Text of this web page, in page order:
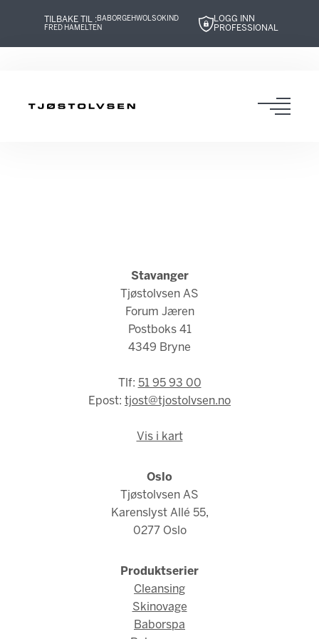
innhold
navigasjon
innhold
navigasjon
TILBAKE TIL :BABORGEHWOLSOKIND
FRED HAMELTEN
LOGG INN
PROFESSIONAL
Stavanger
Tjøstolvsen AS
Forum Jæren
Postboks 41
4349 Bryne
Tlf: 51 95 93 00
Epost: tjost@tjostolvsen.no
Vis i kart
Oslo
Tjøstolvsen AS
Karenslyst Allé 55,
0277 Oslo
Produktserier
Cleansing
Skinovage
Baborspa